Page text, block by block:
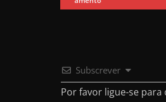
Subscrever
Por favor ligue-se para